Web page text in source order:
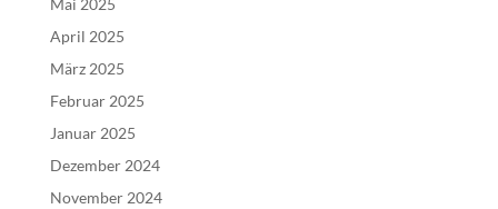
Mai 2025
April 2025
März 2025
Februar 2025
Januar 2025
Dezember 2024
November 2024